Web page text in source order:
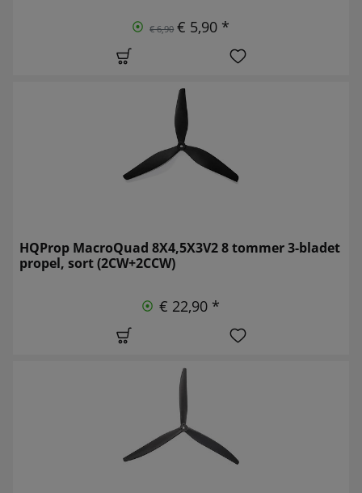
€ 6,90 € 5,90 *
HQProp MacroQuad 8X4,5X3V2 8 tommer 3-bladet
propel, sort (2CW+2CCW)
€ 22,90 *